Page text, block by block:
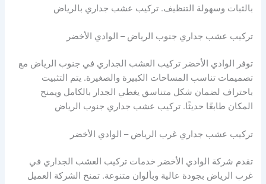
بالثبات وسهولة التنظيف. تركيب عشب جداري بالرياض
تركيب عشب جداري جنوب الرياض – الوادي الأخضر
توفر الوادي الأخضر تركيب العشب الجداري في جنوب الرياض مع
تصميمات تناسب المساحات الكبيرة والصغيرة. يتم التثبيت
باحتراف لضمان شكل متناسق يغطي الجدار بالكامل ويمنح
المكان طابعًا حديثًا. تركيب عشب جداري جنوب الرياض
تركيب عشب جداري غرب الرياض – الوادي الأخضر
تقدم شركة الوادي الأخضر خدمات تركيب العشب الجداري في
غرب الرياض بجودة عالية وبألوان متنوعة. تمنح الشركة العميل